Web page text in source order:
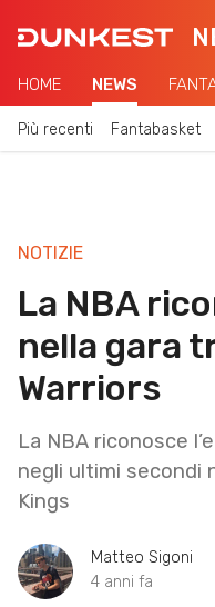
HOME NEWS
Più recenti Fantabasket
NOTIZIE
La NBA
nella gara
Warriors
La NBA riconosce
negli ultimi secondi
Kings
Matteo Sigoni
4 anni fa